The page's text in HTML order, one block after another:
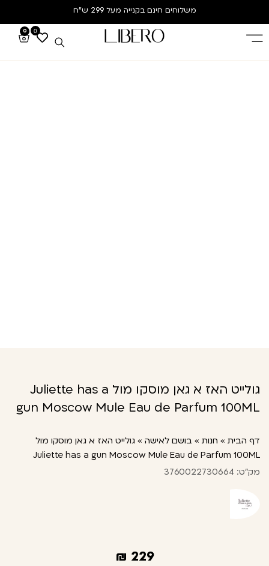
משלוחים חינם בקנייה מעל 299 ש”ח
0
0
גולייט האז א גאן מוסקו מול Juliette has a
gun Moscow Mule Eau de Parfum 100ML
דף הבית » חנות » בושם לאישה » גולייט האז א גאן מוסקו מול
Juliette has a gun Moscow Mule Eau de Parfum 100ML
מק"ט: 3760022730664
229
₪